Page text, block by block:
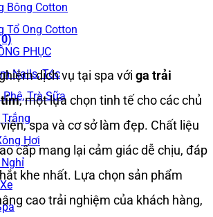
Bông Cotton
Tổ Ong Cotton
PHỤC
Nails, Tóc
Phê, Trà Sữa
Hơi
dịch vụ tại spa với ga trải
, một lựa chọn tinh tế cho các chủ
spa và cơ sở làm đẹp. Chất liệu
cấp mang lại cảm giác dễ chịu, đáp
khe nhất. Lựa chọn sản phẩm
cao trải nghiệm của khách hàng,